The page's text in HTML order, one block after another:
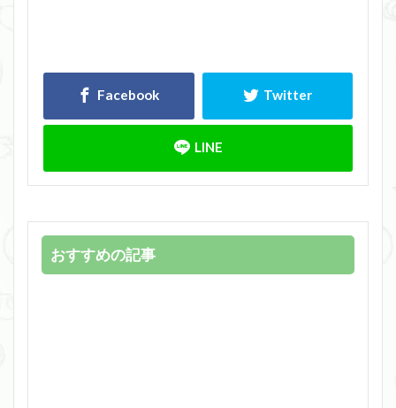
おすすめの記事